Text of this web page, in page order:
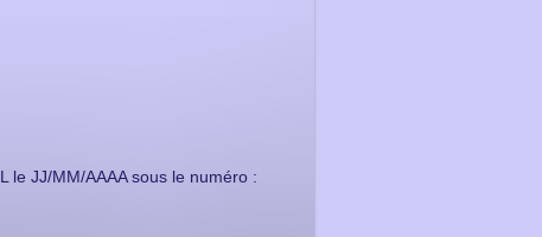
le JJ/MM/AAAA sous le numéro :